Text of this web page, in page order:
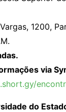
1200,
via
do